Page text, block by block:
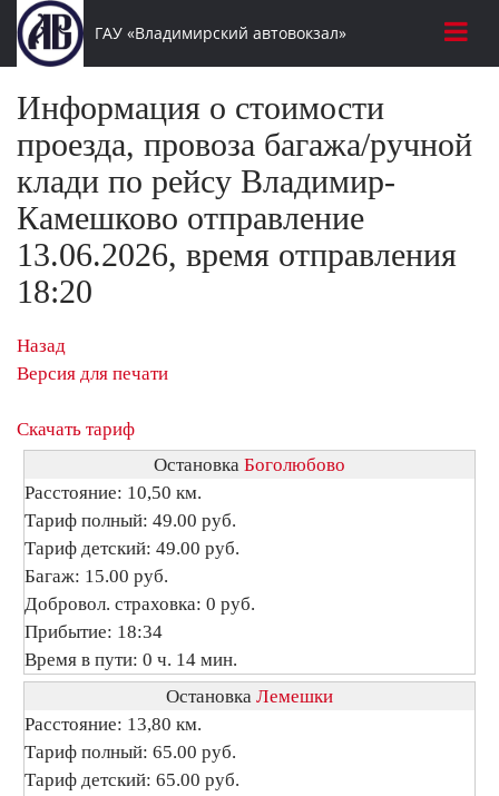
ГАУ «Владимирский автовокзал»
Информация о стоимости
проезда, провоза багажа/ручной
клади по рейсу Владимир-
Камешково отправление
13.06.2026, время отправления
18:20
Назад
Версия для печати
Скачать тариф
Остановка Боголюбово
Расстояние: 10,50 км.
Тариф полный: 49.00 руб.
Тариф детский: 49.00 руб.
Багаж: 15.00 руб.
Добровол. страховка: 0 руб.
Прибытие: 18:34
Время в пути: 0 ч. 14 мин.
Остановка Лемешки
Расстояние: 13,80 км.
Тариф полный: 65.00 руб.
Тариф детский: 65.00 руб.